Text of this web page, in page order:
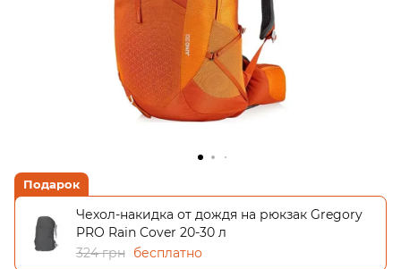
Подарок
Чехол-накидка от дождя на рюкзак Gregory
PRO Rain Cover 20-30 л
324 грн бесплатно